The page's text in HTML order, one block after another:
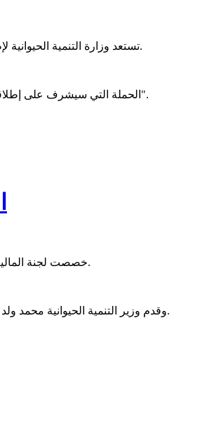
تستعد وزارة التنمية الحيوانية لإطلاق الحملة الوطنية لتطعيم المواشي، غدا الاثنين من مدينة سيليبابي، عاصمة ولاية كيديماغا.
الحملة التي سيشرف على إطلاقها الوزير أحمديت ولد الشين؛ تنظم تحت شعار "بالتحصين تعزز صحة الحيوان، فلنتحرك الآن".
خصصت لجنة المالية بالجمعية الوطنية جلستها، اليوم، لدراسة وعرض ميزانية وزارة التنمية الحيوانية للعام 2023.
وقدم وزير التنمية الحيوانية محمد ولد عبدالله ولد عثمان، عرضا أمام اللجنة حول البنود الأساسية لميزانية الوزارة ومجالات صرفها.